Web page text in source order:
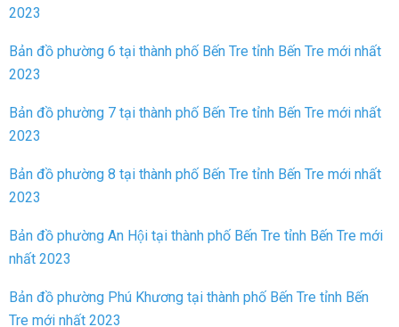
2023
Bản đồ phường 6 tại thành phố Bến Tre tỉnh Bến Tre mới nhất
2023
Bản đồ phường 7 tại thành phố Bến Tre tỉnh Bến Tre mới nhất
2023
Bản đồ phường 8 tại thành phố Bến Tre tỉnh Bến Tre mới nhất
2023
Bản đồ phường An Hội tại thành phố Bến Tre tỉnh Bến Tre mới
nhất 2023
Bản đồ phường Phú Khương tại thành phố Bến Tre tỉnh Bến
Tre mới nhất 2023